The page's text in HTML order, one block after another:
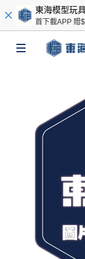
東海模型玩
首下載APP 贈